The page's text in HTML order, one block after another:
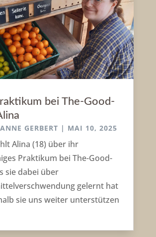
bei The-Good-
GERBERT | MAI 10, 2025
Alina (18) über ihr
Praktikum bei The-Good-
sie dabei über
gelernt hat
sie uns weiter unterstützen